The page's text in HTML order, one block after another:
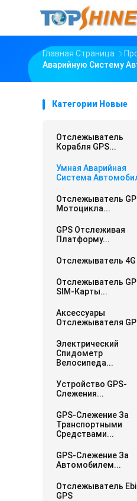
Главная Страница
Аварийную Систему
Категории Новые
Отслежыватель
Корабля GPS...
Умная Аварийная
Система
Отслежыватель
Мотоцикла...
GPS Отслеживая
Платформу...
Отслежыватель 4G
Отслежыватель
SIM-Карты...
Аксессуары
Отслежывателя
Электрический
Спидометр
Велосипеда...
Устройство GPS-
Слежения...
GPS-Слежение За
Транспортными
Средствами...
GPS-Слежение За
Автомобилем...
Отслежыватель
GPS